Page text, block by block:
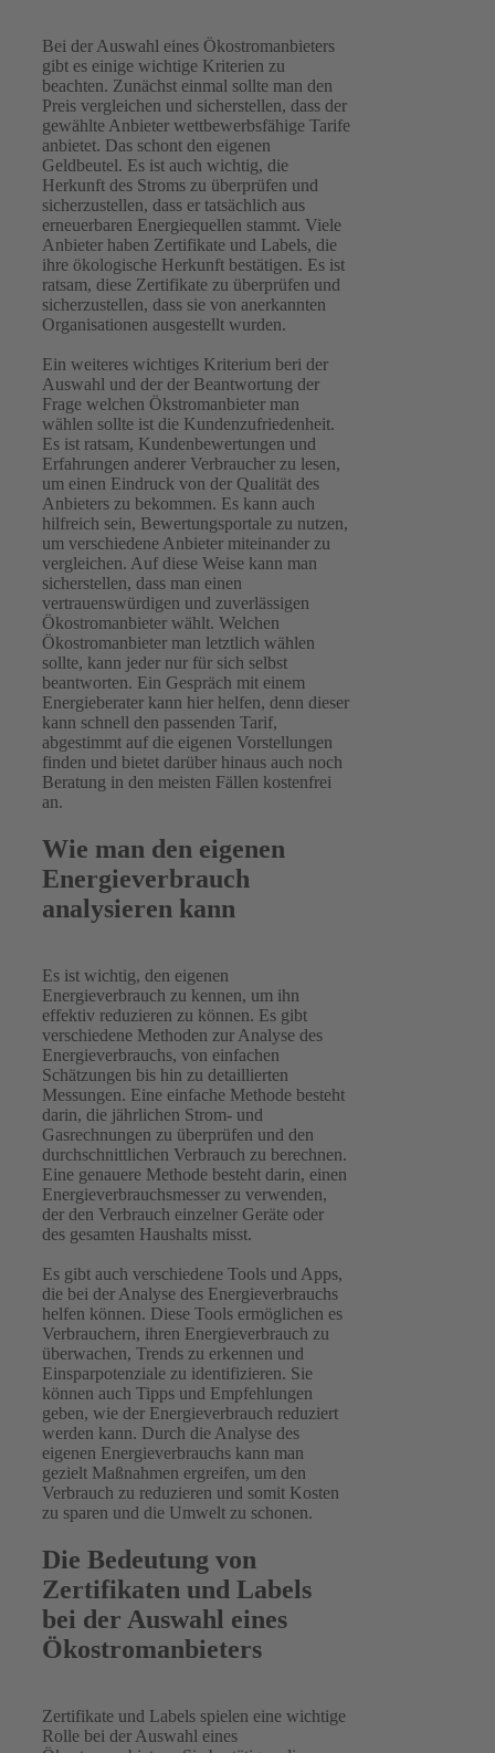
Bei der Auswahl eines Ökostromanbieters
gibt es einige wichtige Kriterien zu
beachten. Zunächst einmal sollte man den
Preis vergleichen und sicherstellen, dass der
gewählte Anbieter wettbewerbsfähige Tarife
anbietet. Das schont den eigenen
Geldbeutel. Es ist auch wichtig, die
Herkunft des Stroms zu überprüfen und
sicherzustellen, dass er tatsächlich aus
erneuerbaren Energiequellen stammt. Viele
Anbieter haben Zertifikate und Labels, die
ihre ökologische Herkunft bestätigen. Es ist
ratsam, diese Zertifikate zu überprüfen und
sicherzustellen, dass sie von anerkannten
Organisationen ausgestellt wurden.
Ein weiteres wichtiges Kriterium beri der
Auswahl und der der Beantwortung der
Frage welchen Ökstromanbieter man
wählen sollte ist die Kundenzufriedenheit.
Es ist ratsam, Kundenbewertungen und
Erfahrungen anderer Verbraucher zu lesen,
um einen Eindruck von der Qualität des
Anbieters zu bekommen. Es kann auch
hilfreich sein, Bewertungsportale zu nutzen,
um verschiedene Anbieter miteinander zu
vergleichen. Auf diese Weise kann man
sicherstellen, dass man einen
vertrauenswürdigen und zuverlässigen
Ökostromanbieter wählt. Welchen
Ökostromanbieter man letztlich wählen
sollte, kann jeder nur für sich selbst
beantworten. Ein Gespräch mit einem
Energieberater kann hier helfen, denn dieser
kann schnell den passenden Tarif,
abgestimmt auf die eigenen Vorstellungen
finden und bietet darüber hinaus auch noch
Beratung in den meisten Fällen kostenfrei
an.
Wie man den eigenen
Energieverbrauch
analysieren kann
Es ist wichtig, den eigenen
Energieverbrauch zu kennen, um ihn
effektiv reduzieren zu können. Es gibt
verschiedene Methoden zur Analyse des
Energieverbrauchs, von einfachen
Schätzungen bis hin zu detaillierten
Messungen. Eine einfache Methode besteht
darin, die jährlichen Strom- und
Gasrechnungen zu überprüfen und den
durchschnittlichen Verbrauch zu berechnen.
Eine genauere Methode besteht darin, einen
Energieverbrauchsmesser zu verwenden,
der den Verbrauch einzelner Geräte oder
des gesamten Haushalts misst.
Es gibt auch verschiedene Tools und Apps,
die bei der Analyse des Energieverbrauchs
helfen können. Diese Tools ermöglichen es
Verbrauchern, ihren Energieverbrauch zu
überwachen, Trends zu erkennen und
Einsparpotenziale zu identifizieren. Sie
können auch Tipps und Empfehlungen
geben, wie der Energieverbrauch reduziert
werden kann. Durch die Analyse des
eigenen Energieverbrauchs kann man
gezielt Maßnahmen ergreifen, um den
Verbrauch zu reduzieren und somit Kosten
zu sparen und die Umwelt zu schonen.
Die Bedeutung von
Zertifikaten und Labels
bei der Auswahl eines
Ökostromanbieters
Zertifikate und Labels spielen eine wichtige
Rolle bei der Auswahl eines